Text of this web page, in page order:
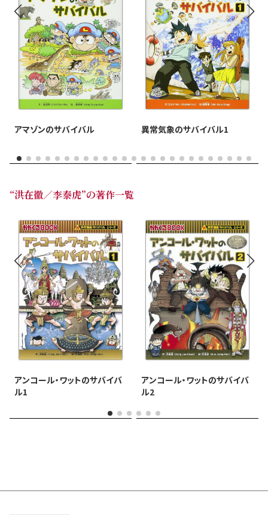
アマゾンのサバイバル 異常気象のサバイバル1
“洪在徹／李泰虎”の著作一覧
アンコール・ワットのサバイバ
ル1
アンコール・ワットのサバイバ
ル2